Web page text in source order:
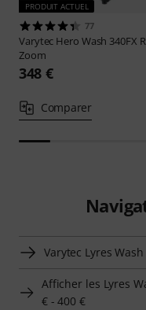
PRODUIT ACTUEL
77
Varytec Hero Wash 340FX
Zoom
348 €
Comparer
Varytec Lyres
Afficher les Lyres
€ - 400 €